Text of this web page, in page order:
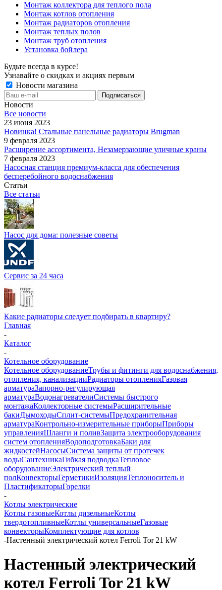
Монтаж коллектора для теплого пола
Монтаж котлов отопления
Монтаж радиаторов отопления
Монтаж теплых полов
Монтаж труб отопления
Установка бойлера
Будьте всегда в курсе!
Узнавайте о скидках и акциях первым
Новости магазина
Новости
Все новости
23 июня 2023
Новинка! Стальные панельные радиаторы Brugman
9 февраля 2023
Расширение ассортимента, Незамерзающие уличные краны
7 февраля 2023
Насосная станция премиум-класса для обеспечения
бесперебойного водоснабжения
Статьи
Все статьи
Насос для дома: полезные советы
Сервис за 24 часа
Какие радиаторы следует подбирать в квартиру?
Главная
-
Каталог
-
Котельное оборудование
Котельное оборудованиеТрубы и фитинги для водоснабжения,
отопления, канализацииРадиаторы отопленияГазовая
арматураЗапорно-регулирующая
арматураВодонагревателиСистемы быстрого
монтажаКоллекторные системыРасширительные
бакиДымоходыСплит-системыПредохранительная
арматураКонтрольно-измерительные приборыПриборы
управленияШланги и поливЗащита электрооборудования
систем отопленияВодоподготовкаБаки для
жидкостейНасосыСистема защиты от протечек
водыСантехникаГибкая подводкаТепловое
оборудованиеЭлектрический теплый
полКонвекторыГерметикиИзоляцияТеплоноситель и
ПластификаторыГорелки
-
Котлы электрические
Котлы газовыеКотлы дизельныеКотлы
твердотопливныеКотлы универсальныеГазовые
конвекторыКомплектующие для котлов
-Настенный электрический котел Ferroli Tor 21 kW
Настенный электрический
котел Ferroli Tor 21 kW